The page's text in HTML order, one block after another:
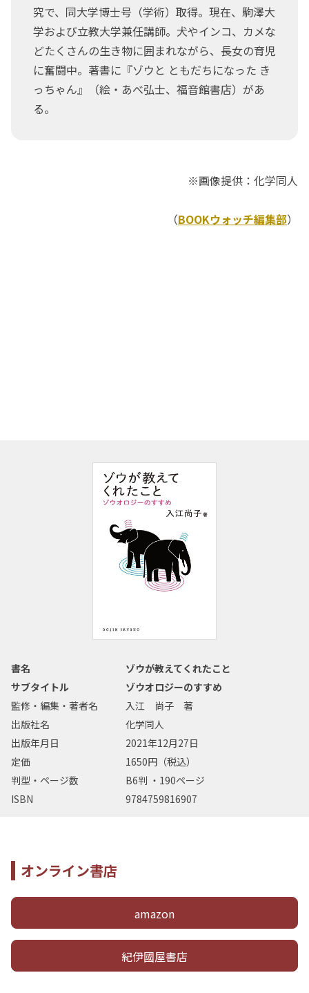
究で、同大学博士号（学術）取得。現在、駒澤大
学および立教大学兼任講師。犬やインコ、カメな
どたくさんの生き物に囲まれながら、長女の育児
に奮闘中。著書に『ゾウと ともだちになった き
っちゃん』（絵・あべ弘士、福音館書店）があ
る。
※画像提供：化学同人
（BOOKウォッチ編集部）
書名
ゾウが教えてくれたこと
サブタイトル
ゾウオロジーのすすめ
監修・編集・著者名
入江 尚子 著
出版社名
化学同人
出版年月日
2021年12月27日
定価
1650円（税込）
判型・ページ数
B6判 ・190ページ
ISBN
9784759816907
オンライン書店
amazon
紀伊國屋書店